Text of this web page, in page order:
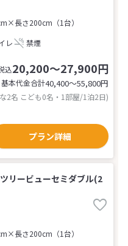
長さ200cm（1台）
レ 禁煙
込20,200～27,900円
基本代金合計40,400〜55,800円
2名 こども0名・1部屋/1泊2日)
プラン詳細
ツリービューセミダブル(2
長さ200cm（1台）